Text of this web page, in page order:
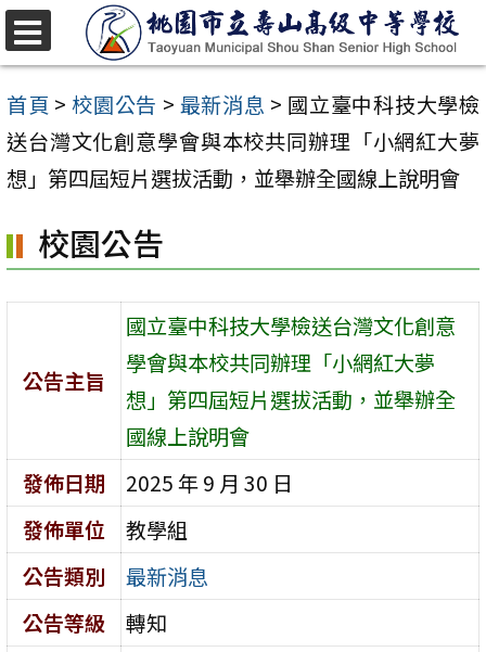
跳
至
主
要
內
區
首頁 > 校園公告 > 最新消息 > 國立臺中科技大學檢
送台灣文化創意學會與本校共同辦理「小網紅大夢
想」第四屆短片選拔活動，並舉辦全國線上說明會
校園公告
公告主旨
國立臺中科技大學檢送台灣文化創意
學會與本校共同辦理「小網紅大夢
想」第四屆短片選拔活動，並舉辦全
國線上說明會
發佈日期
2025 年 9 月 30 日
發佈單位
教學組
公告類別
最新消息
公告等級
轉知
選
單